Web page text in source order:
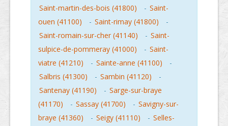
Saint-martin-des-bois (41800)
- Saint-
ouen (41100)
- Saint-rimay (41800)
-
Saint-romain-sur-cher (41140)
- Saint-
sulpice-de-pommeray (41000)
- Saint-
viatre (41210)
- Sainte-anne (41100)
-
Salbris (41300)
- Sambin (41120)
-
Santenay (41190)
- Sarge-sur-braye
(41170)
- Sassay (41700) - Savigny-sur-
braye (41360)
- Seigy (41110) - Selles-